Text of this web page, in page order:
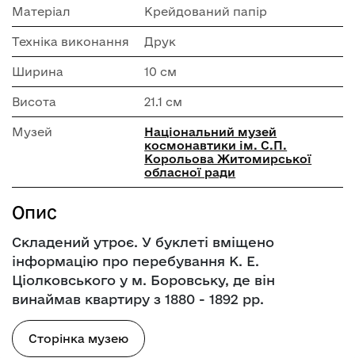
Матеріал Крейдований папір
Техніка виконання Друк
Ширина 10 см
Висота 21.1 см
Музей
Національний музей
космонавтики ім. С.П.
Корольова Житомирської
обласної ради
Опис
Складений утроє. У буклеті вміщено
інформацію про перебування К. Е.
Ціолковського у м. Боровську, де він
винаймав квартиру з 1880 - 1892 рр.
Сторінка музею